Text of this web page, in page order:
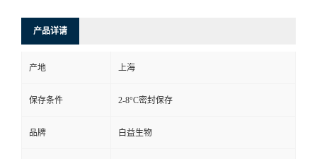
产品详请
产地 上海
保存条件 2-8°C密封保存
品牌 白益生物